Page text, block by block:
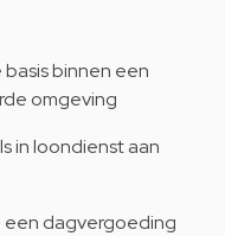
binnen een
omgeving
in loondienst aan
een dagvergoeding